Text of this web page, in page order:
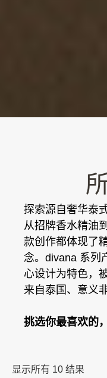
探索源自奢华泰
从招牌香水精油
款创作都体现了
念。divana 系列
心设计为特色，
来自泰国、意义
挑选你最喜欢的
显示所有 10 结果